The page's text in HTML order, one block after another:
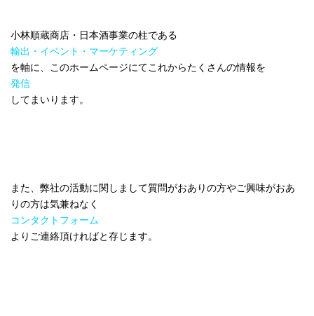
小林順蔵商店・日本酒事業の柱である
輸出・イベント・マーケティング
を軸に、このホームページにてこれからたくさんの情報を
発信
してまいります。
また、弊社の活動に関しまして質問がおありの方やご興味がおあ
りの方は気兼ねなく
コンタクトフォーム
よりご連絡頂ければと存じます。